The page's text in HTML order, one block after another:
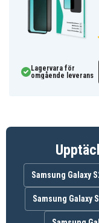
Lagervara för
omgående leverans
Samsung Galaxy
Samsung Galaxy